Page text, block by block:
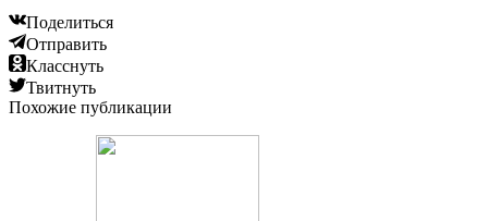
Поделиться
Отправить
Класснуть
Твитнуть
Похожие публикации